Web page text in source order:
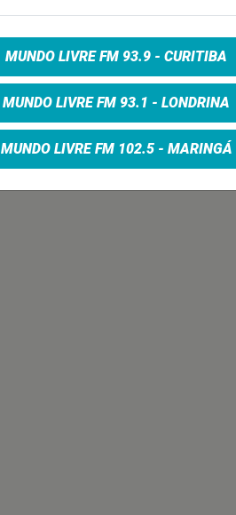
MUNDO LIVRE FM 93.9 - CURITIBA
MUNDO LIVRE FM 93.1 - LONDRINA
MUNDO LIVRE FM 102.5 - MARINGÁ